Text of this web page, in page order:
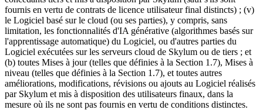
fournis en vertu de contrats de licence utilisateur final distincts) ; (v)
le Logiciel basé sur le cloud (ou ses parties), y compris, sans
limitation, les fonctionnalités d'IA générative (algorithmes basés sur
l'apprentissage automatique) du Logiciel, ou d'autres parties du
Logiciel exécutées sur les serveurs cloud de Skylum ou de tiers ; et
(b) toutes Mises à jour (telles que définies à la Section 1.7), Mises à
niveau (telles que définies à la Section 1.7), et toutes autres
améliorations, modifications, révisions ou ajouts au Logiciel réalisés
par Skylum et mis à disposition des utilisateurs finaux, dans la
mesure où ils ne sont pas fournis en vertu de conditions distinctes.